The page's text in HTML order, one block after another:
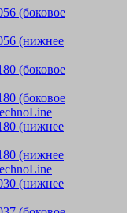
(боковое
(нижнее
(боковое
(боковое
(нижнее
(нижнее
(нижнее